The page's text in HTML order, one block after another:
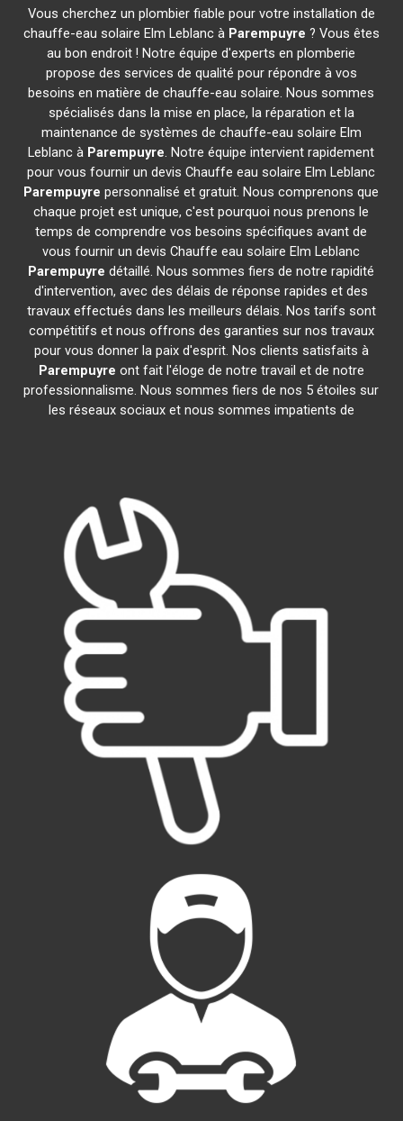
Vous cherchez un plombier fiable pour votre installation de
chauffe-eau solaire Elm Leblanc à Parempuyre ? Vous êtes
au bon endroit ! Notre équipe d'experts en plomberie
propose des services de qualité pour répondre à vos
besoins en matière de chauffe-eau solaire. Nous sommes
spécialisés dans la mise en place, la réparation et la
maintenance de systèmes de chauffe-eau solaire Elm
Leblanc à Parempuyre. Notre équipe intervient rapidement
pour vous fournir un devis Chauffe eau solaire Elm Leblanc
Parempuyre personnalisé et gratuit. Nous comprenons que
chaque projet est unique, c'est pourquoi nous prenons le
temps de comprendre vos besoins spécifiques avant de
vous fournir un devis Chauffe eau solaire Elm Leblanc
Parempuyre détaillé. Nous sommes fiers de notre rapidité
d'intervention, avec des délais de réponse rapides et des
travaux effectués dans les meilleurs délais. Nos tarifs sont
compétitifs et nous offrons des garanties sur nos travaux
pour vous donner la paix d'esprit. Nos clients satisfaits à
Parempuyre ont fait l'éloge de notre travail et de notre
professionnalisme. Nous sommes fiers de nos 5 étoiles sur
les réseaux sociaux et nous sommes impatients de